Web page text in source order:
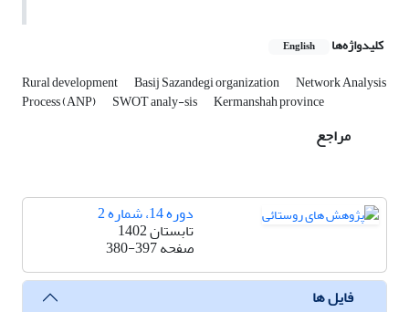
کلیدواژه‌ها English
Rural development Basij Sazandegi organization Network Analysis
Process (ANP) SWOT analy-sis Kermanshah province
مراجع
دوره 14، شماره 2
تابستان 1402
صفحه380-397
فایل ها